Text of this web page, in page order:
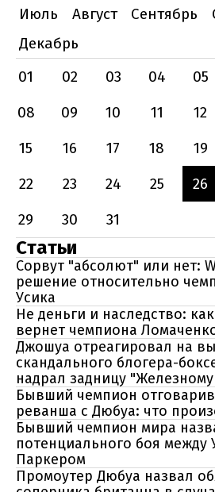
Июль
Август Сентябрь
Декабрь
01
02 03 04 05
08
09 10 11 12
15
16 17 18 19
22
23 24 25 26
29
30 31
Статьи
Сорвут "абсолют" или нет:
решение относительно
Усика
Не деньги и наследство:
вернет чемпиона
Джошуа отреагировал на
скандального блогера-
надрал задницу
Бывший чемпион
реванша с Дюбуа: что
Бывший чемпион мира
потенциального боя между
Паркером
Промоутер Дюбуа назвал